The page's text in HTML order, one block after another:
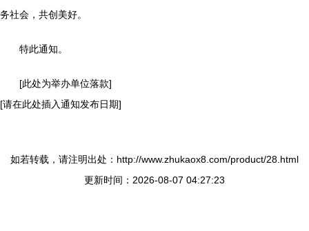
务社会，共创美好。
特此通知。
[此处为举办单位落款]
[请在此处插入通知发布日期]
如若转载，请注明出处：http://www.zhukaox8.com/product/28.html
更新时间：2026-08-07 04:27:23